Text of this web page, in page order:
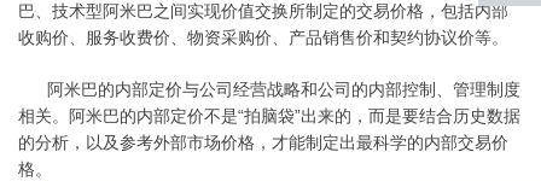
巴、技术型阿米巴之间实现价值交换所制定的交易价格，包括内部
收购价、服务收费价、物资采购价、产品销售价和契约协议价等。
阿米巴的内部定价与公司经营战略和公司的内部控制、管理制度
相关。阿米巴的内部定价不是“拍脑袋”出来的，而是要结合历史数据
的分析，以及参考外部市场价格，才能制定出最科学的内部交易价
格。
顶部